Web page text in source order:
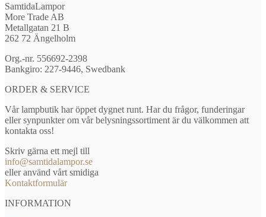
SamtidaLampor
More Trade AB
Metallgatan 21 B
262 72 Ängelholm
Org.-nr. 556692-2398
Bankgiro: 227-9446, Swedbank
ORDER & SERVICE
Vår lampbutik har öppet dygnet runt. Har du frågor, funderingar
eller synpunkter om vår belysningssortiment är du välkommen att
kontakta oss!
Skriv gärna ett mejl till
info@samtidalampor.se
eller använd vårt smidiga
Kontaktformulär
INFORMATION